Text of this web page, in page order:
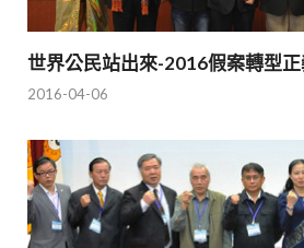
世界公民站出來-2016假案轉型
2016-04-06